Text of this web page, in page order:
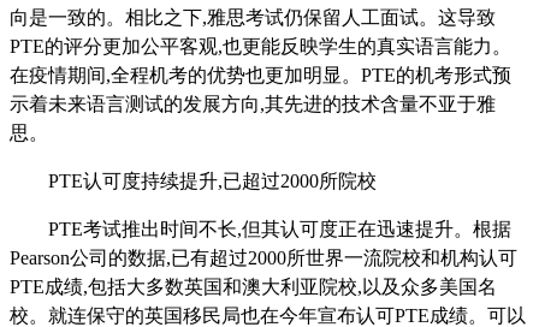
向是一致的。相比之下,雅思考试仍保留人工面试。这导致
PTE的评分更加公平客观,也更能反映学生的真实语言能力。
在疫情期间,全程机考的优势也更加明显。PTE的机考形式预
示着未来语言测试的发展方向,其先进的技术含量不亚于雅
思。
PTE认可度持续提升,已超过2000所院校
PTE考试推出时间不长,但其认可度正在迅速提升。根据
Pearson公司的数据,已有超过2000所世界一流院校和机构认可
PTE成绩,包括大多数英国和澳大利亚院校,以及众多美国名
校。就连保守的英国移民局也在今年宣布认可PTE成绩。可以